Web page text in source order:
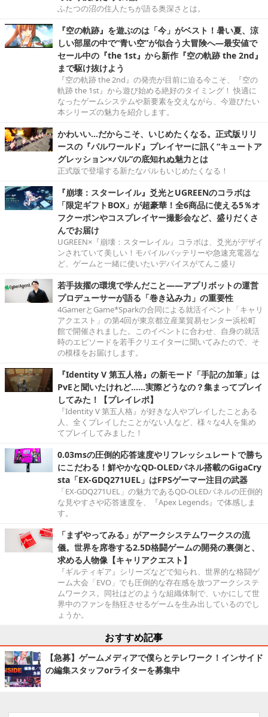
ふたつの沼の住人たちが語る奥深さとは。
『空の軌跡』を遊ぶのは「今」がベスト！暑い夏、涼
しい部屋の中で“青い空”が似合う大冒険へ―最安値で
セール中の『the 1st』から新作『空の軌跡 the 2nd』
まで駆け抜けよう
『空の軌跡 the 2nd』の発売が目前に迫る今こそ、『空の
軌跡 the 1st』から遊び始める絶好のタイミング！ 快適に
なったゲームシステムや新要素を交えながら、今遊びたい
本シリーズの魅力を紹介します。
かわいい…だからこそ、いじめたくなる。正式版リリ
ースの『パルワールド』プレイヤーに訊く“キュートア
グレッション×パル”の底知れぬ魅力とは
正式版で登場する新たなパルもいじめたくなる！
『崩壊：スターレイル』爻光とUGREENのコラボは
「限定ギフトBOX」が超豪華！全6商品に使える5％オ
フクーポンやコスプレイヤー撮影会など、盛りだくさ
んでお届け
UGREEN×『崩壊：スターレイル』コラボは、爻光がデザイ
ンされていて美しい！モバイルバッテリーや急速充電器な
ど、ゲームと一緒に使いたいデバイスがてんこ盛り
若手抜擢の環境で学んだこと――アプリボットの運営
プロデューサーが語る「巻き込み力」の重要性
4GamerとGame*Sparkの合同による就活イベント「キャリ
アクエスト」の第4回が東京都立産業貿易センター浜松町
館で開催されました。このイベントに合わせ、自身の就活
時のエピソードを若手クリエイターに聞いてみたので、そ
の模様をお届けします。
『Identity V 第五人格』の新モード「手記の加筆」は
PvEと聞いたけれど……実際どうなの？集まってプレイ
してみた！【プレイレポ】
『Identity V 第五人格』が好きな人やプレイしたことある
人、全くプレイしたことがない人など、様々な4人を集め
てプレイしてみました！
0.03msの圧倒的応答速度やリフレッシュレートで勝ち
にこだわる！鮮やかなQD-OLEDパネル搭載のGigaCry
sta「EX-GDQ271UEL」はFPSゲーマー注目の武器
「EX-GDQ271UEL」の魅力であるQD-OLEDパネルの圧倒的
な見やすさや応答速度を、『Apex Legends』で体感しま
す。
「まずやってみる」がアークシステムワークスの流
儀。世界を席巻する2.5D格闘ゲームの開発の裏側と、
求める人物像【キャリアクエスト】
『ギルティギア』シリーズなどで知られ、世界的な格闘ゲ
ーム大会「EVO」でも圧倒的な存在感を放つアークシステ
ムワークス。同社はどのような組織体制で、いかにして世
界中のファンを熱狂させるゲームを生み出しているのでし
ょうか。
おすすめ記事
【急募】ゲームメディアで僕らとテレワーク！インサイド
の編集スタッフorライターを募集中